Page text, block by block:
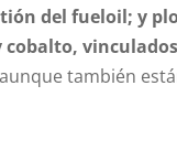
del fueloil; y
cobalto,
también